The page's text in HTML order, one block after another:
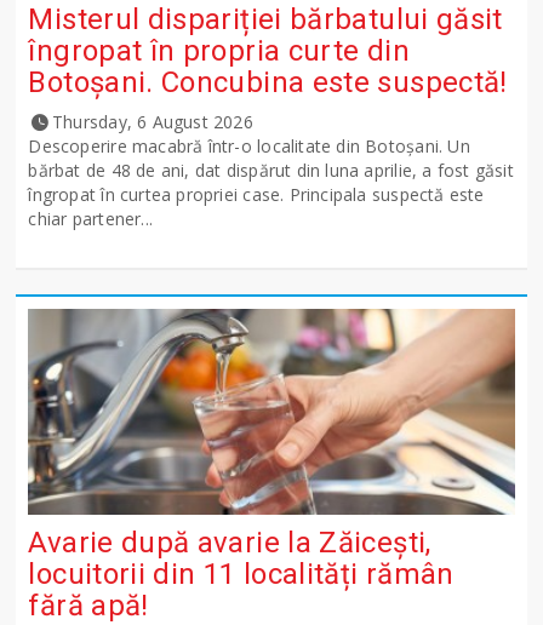
Misterul dispariției bărbatului găsit
îngropat în propria curte din
Botoșani. Concubina este suspectă!
Thursday, 6 August 2026
Descoperire macabră într-o localitate din Botoșani. Un
bărbat de 48 de ani, dat dispărut din luna aprilie, a fost găsit
îngropat în curtea propriei case. Principala suspectă este
chiar partener...
Avarie după avarie la Zăicești,
locuitorii din 11 localități rămân
fără apă!